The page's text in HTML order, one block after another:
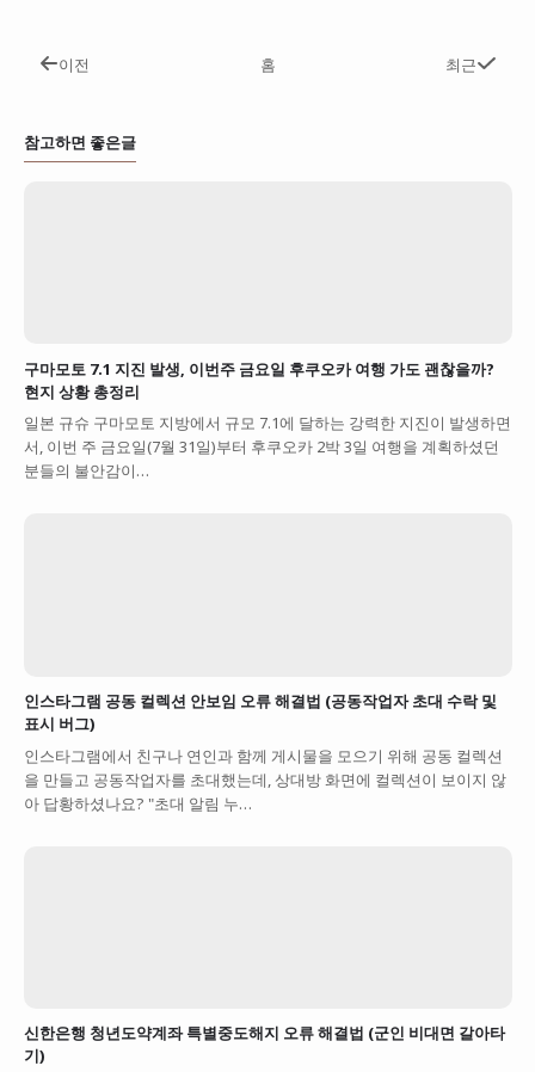
이전 홈 최근
참고하면 좋은글
구마모토 7.1 지진 발생, 이번주 금요일 후쿠오카 여행 가도 괜찮을까?
현지 상황 총정리
일본 규슈 구마모토 지방에서 규모 7.1에 달하는 강력한 지진이 발생하면
서, 이번 주 금요일(7월 31일)부터 후쿠오카 2박 3일 여행을 계획하셨던
분들의 불안감이…
인스타그램 공동 컬렉션 안보임 오류 해결법 (공동작업자 초대 수락 및
표시 버그)
인스타그램에서 친구나 연인과 함께 게시물을 모으기 위해 공동 컬렉션
을 만들고 공동작업자를 초대했는데, 상대방 화면에 컬렉션이 보이지 않
아 답황하셨나요? "초대 알림 누…
신한은행 청년도약계좌 특별중도해지 오류 해결법 (군인 비대면 갈아타
기)